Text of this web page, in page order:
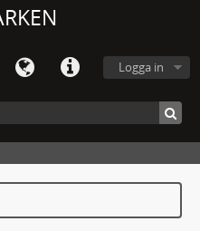
Logga in